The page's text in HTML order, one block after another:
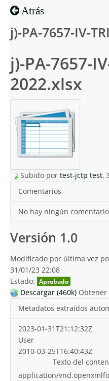
Atrás
j)-PA-7657-IV-
j)-PA-7657-
2022.xlsx
Subido por test-jctp test,
Comentarios
No hay ningún
Versión 1.0
Modificado por última vez
31/01/23 22:08
Estado: Aprobado
Descargar (460k) Obtener
Metadatos extraídos
2023-01-31T21:12:32Z
User
2010-03-25T16:40:43Z
Texto del
application/